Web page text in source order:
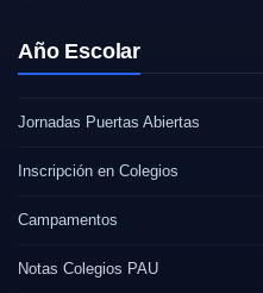
Año Escolar
Jornadas Puertas Abiertas
Inscripción en Colegios
Campamentos
Notas Colegios PAU